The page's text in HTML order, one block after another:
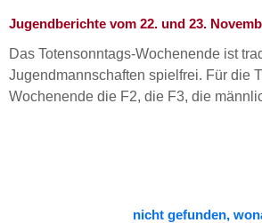
Jugendberichte vom 22. und 23.
Das Totensonntags-Wochenende ist
Jugendmannschaften spielfrei. Für die
Wochenende die F2, die F3, die
nicht gefunden,